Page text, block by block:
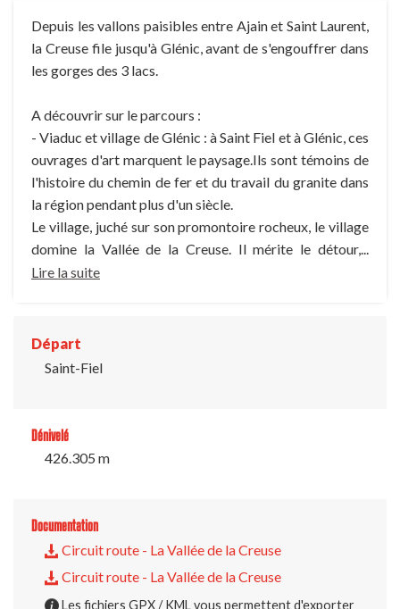
Depuis les vallons paisibles entre Ajain et Saint Laurent,
la Creuse file jusqu'à Glénic, avant de s'engouffrer dans
les gorges des 3 lacs.
A découvrir sur le parcours :
- Viaduc et village de Glénic : à Saint Fiel et à Glénic, ces
ouvrages d'art marquent le paysage.Ils sont témoins de
l'histoire du chemin de fer et du travail du granite dans
la région pendant plus d'un siècle.
Le village, juché sur son promontoire rocheux, le village
domine la Vallée de la Creuse. Il mérite le détour,...
Lire la suite
Départ
Saint-Fiel
Dénivelé
426.305 m
Documentation
Circuit route - La Vallée de la Creuse
Circuit route - La Vallée de la Creuse
Les fichiers GPX / KML vous permettent d'exporter